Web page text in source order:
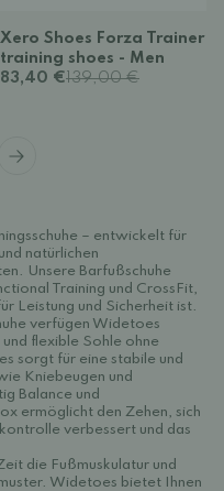
Xero Shoes Forza Trainer
training shoes - Men
83,40 €139,00 €
– entwickelt für
natürlichen
Unsere Barfußschuhe
Training und CrossFit,
Leistung und Sicherheit ist.
verfügen Widetoes
flexible Sohle ohne
sorgt für eine stabile und
Kniebeugen und
Balance und
ermöglicht den Zehen, sich
verbessert und das
die Fußmuskulatur und
Widetoes bietet Ihnen